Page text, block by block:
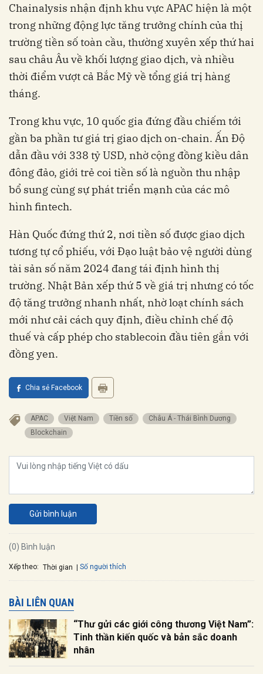
Chainalysis nhận định khu vực APAC hiện là một
trong những động lực tăng trưởng chính của thị
trường tiền số toàn cầu, thường xuyên xếp thứ hai
sau châu Âu về khối lượng giao dịch, và nhiều
thời điểm vượt cả Bắc Mỹ về tổng giá trị hàng
tháng.
Trong khu vực, 10 quốc gia đứng đầu chiếm tới
gần ba phần tư giá trị giao dịch on-chain. Ấn Độ
dẫn đầu với 338 tỷ USD, nhờ cộng đồng kiều dân
đông đảo, giới trẻ coi tiền số là nguồn thu nhập
bổ sung cùng sự phát triển mạnh của các mô
hình fintech.
Hàn Quốc đứng thứ 2, nơi tiền số được giao dịch
tương tự cổ phiếu, với Đạo luật bảo vệ người dùng
tài sản số năm 2024 đang tái định hình thị
trường. Nhật Bản xếp thứ 5 về giá trị nhưng có tốc
độ tăng trưởng nhanh nhất, nhờ loạt chính sách
mới như cải cách quy định, điều chỉnh chế độ
thuế và cấp phép cho stablecoin đầu tiên gắn với
đồng yen.
Chia sẻ Facebook
APAC Việt Nam Tiền số
Châu Á - Thái Bình Dương
Blockchain
Gửi bình luận
(0) Bình luận
Xếp theo: Thời gian Số người thích
BÀI LIÊN QUAN
“Thư gửi các giới công thương Việt Nam”:
Tinh thần kiến quốc và bản sắc doanh
nhân